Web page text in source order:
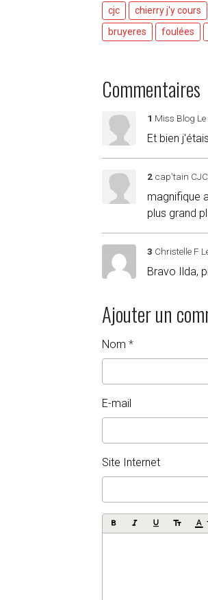
cjc chierry j'y cours
bruyeres
foulées
Commentaires
1 Miss Blog
Et bien
2 cap'tain CJC
magnifique
plus grand
3 Christelle F
Bravo Ilda,
Ajouter un
Nom
E-mail
Site Internet